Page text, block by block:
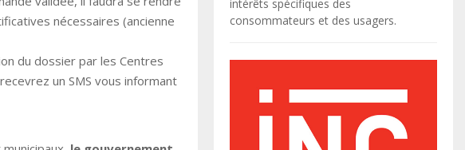
nécessaires (ancienne
du dossier par les Centres
un SMS vous informant
intérêts spécifiques des
consommateurs et des usagers.